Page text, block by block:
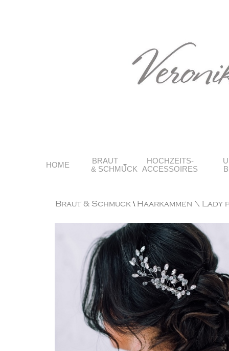
HOME
BRAUT
& SCHMUCK
HOCHZEITS-
ACCESSOIRES
Braut & Schmuck\ Haarkammen \ Lady